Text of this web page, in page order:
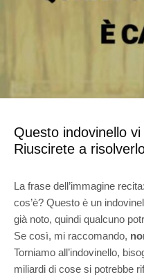
Questo indovinello
Riuscirete a
La frase dell’immagine
cos’è? Questo è un
già noto, quindi qualcuno
Se così, mi raccomando,
Torniamo all’indovinello,
miliardi di cose si potrebbe